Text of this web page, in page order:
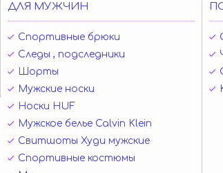
ДЛЯ МУЖЧИН
Спортивные брюки
Следы , подследники
Шорты
Мужские носки
Носки HUF
Мужское белье Calvin Klein
Свитшоты Худи мужские
Спортивные костюмы